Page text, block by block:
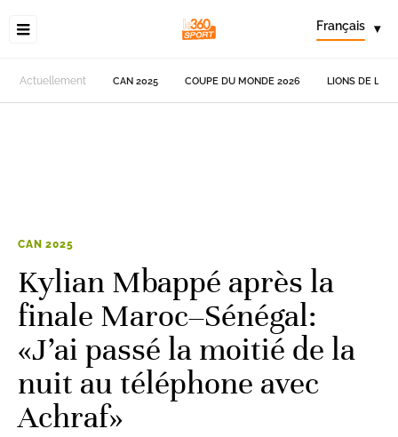
Français ▾
Actuellement CAN 2025 COUPE DU MONDE 2026 LIONS DE
CAN 2025
Kylian Mbappé après la
finale Maroc–Sénégal:
«J’ai passé la moitié de la
nuit au téléphone avec
Achraf»